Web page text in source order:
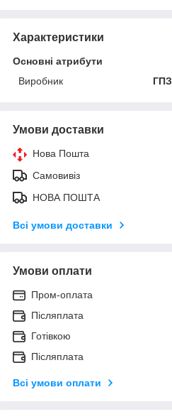
Характеристики
Основні атрибути
Виробник
ГПЗ
Умови доставки
Нова Пошта
Самовивіз
НОВА ПОШТА
Всі умови доставки
Умови оплати
Пром-оплата
Післяплата
Готівкою
Післяплата
Всі умови оплати